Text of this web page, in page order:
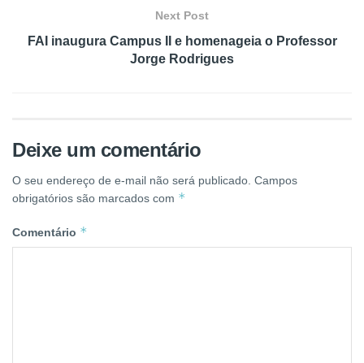
Next Post
FAI inaugura Campus II e homenageia o Professor
Jorge Rodrigues
Deixe um comentário
O seu endereço de e-mail não será publicado. Campos
obrigatórios são marcados com *
Comentário *